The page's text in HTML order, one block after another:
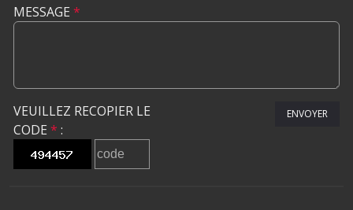
MESSAGE *
VEUILLEZ RECOPIER LE
CODE * :
ENVOYER